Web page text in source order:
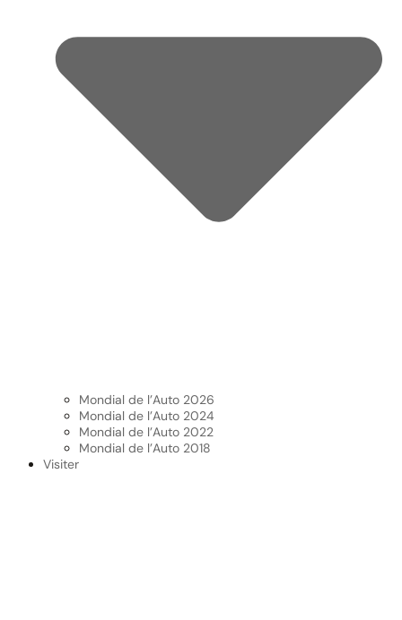
Mondial de l’Auto 2026
Mondial de l’Auto 2024
Mondial de l’Auto 2022
Mondial de l’Auto 2018
Visiter